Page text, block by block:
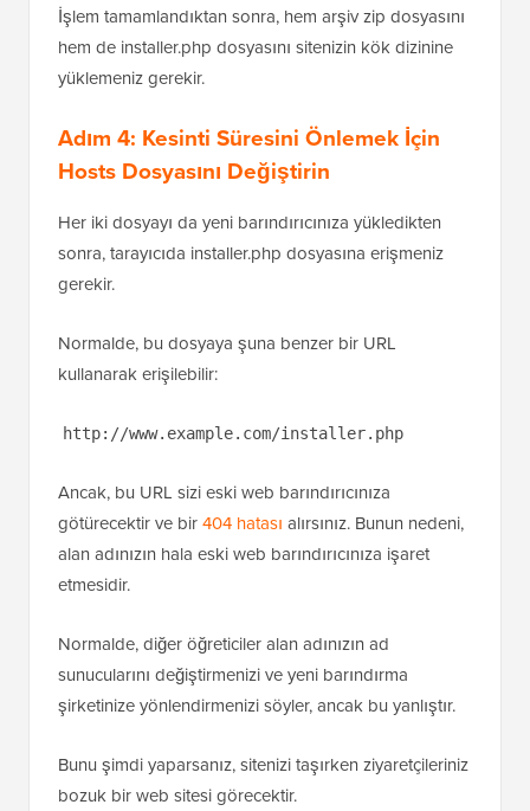
İşlem tamamlandıktan sonra, hem arşiv zip dosyasını
hem de installer.php dosyasını sitenizin kök dizinine
yüklemeniz gerekir.
Adım 4: Kesinti Süresini Önlemek İçin
Hosts Dosyasını Değiştirin
Her iki dosyayı da yeni barındırıcınıza yükledikten
sonra, tarayıcıda installer.php dosyasına erişmeniz
gerekir.
Normalde, bu dosyaya şuna benzer bir URL
kullanarak erişilebilir:
http://www.example.com/installer.php
Ancak, bu URL sizi eski web barındırıcınıza
götürecektir ve bir404 hatası alırsınız. Bunun nedeni,
alan adınızın hala eski web barındırıcınıza işaret
etmesidir.
Normalde, diğer öğreticiler alan adınızın ad
sunucularını değiştirmenizi ve yeni barındırma
şirketinize yönlendirmenizi söyler, ancak bu yanlıştır.
Bunu şimdi yaparsanız, sitenizi taşırken ziyaretçileriniz
bozuk bir web sitesi görecektir.